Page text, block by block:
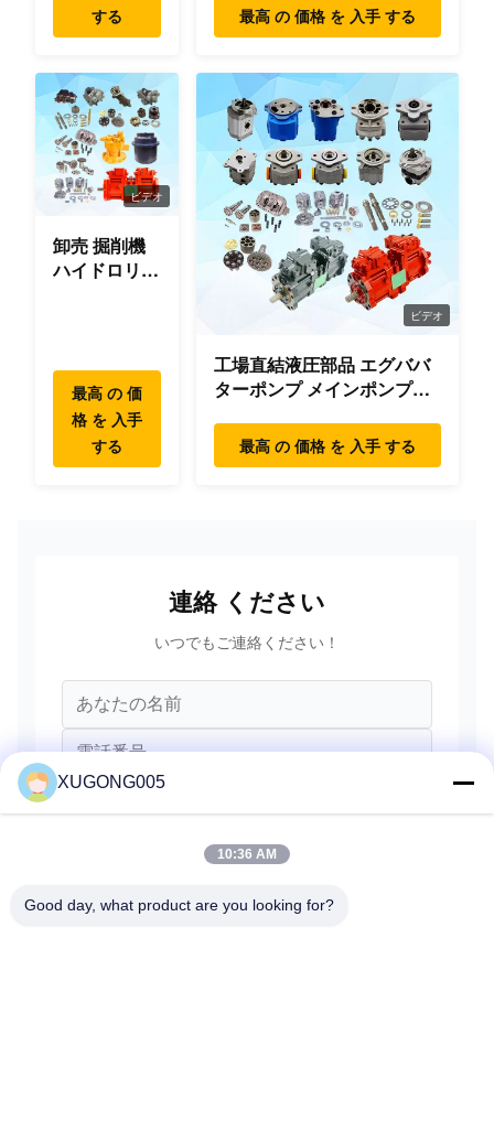
する
部品 掘削機
最高 の 価格 を 入手 する
ビデオ
卸売 掘削機
ハイドロリッ
スウィング
モーター ハ
イデヤンマー
コマツー ヒ
タチ XCMG
最高 の 価
格 を 入手
する
ビデオ
工場直結液圧部品 エグババ
ターポンプ メインポンプエ
PC/EX/EC/DH/DX/CAAT/SH
部品
最高 の 価格 を 入手 する
連絡 ください
いつでもご連絡ください！
XUGONG005
10:36 AM
Good day, what product are you looking for?